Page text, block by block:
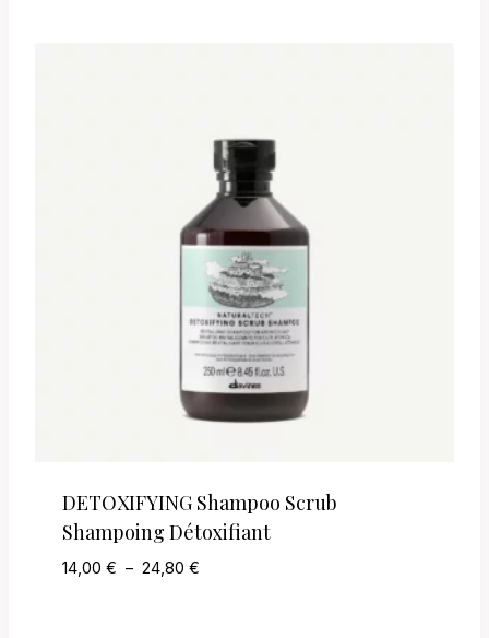
DETOXIFYING Shampoo Scrub
Shampoing Détoxifiant
14,00 € – 24,80 €Plage